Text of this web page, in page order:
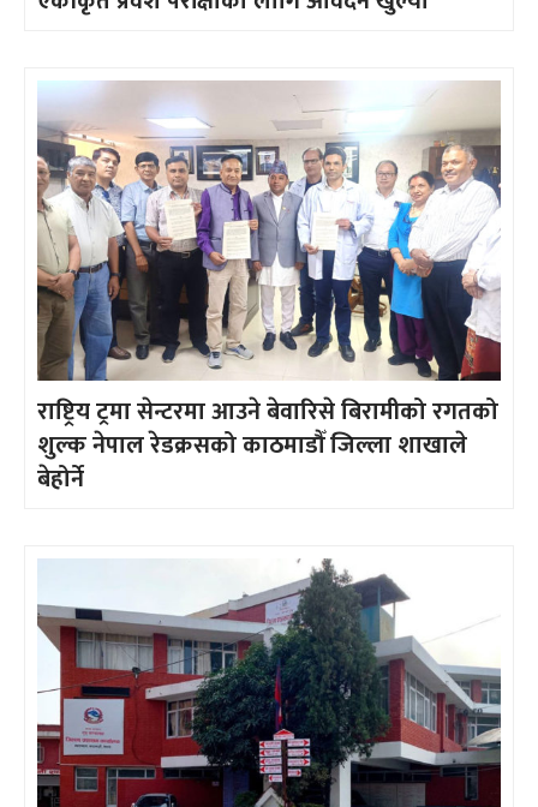
राष्ट्रिय ट्रमा सेन्टरमा आउने बेवारिसे बिरामीको रगतको
शुल्क नेपाल रेडक्रसको काठमाडौँ जिल्ला शाखाले
बेहोर्ने